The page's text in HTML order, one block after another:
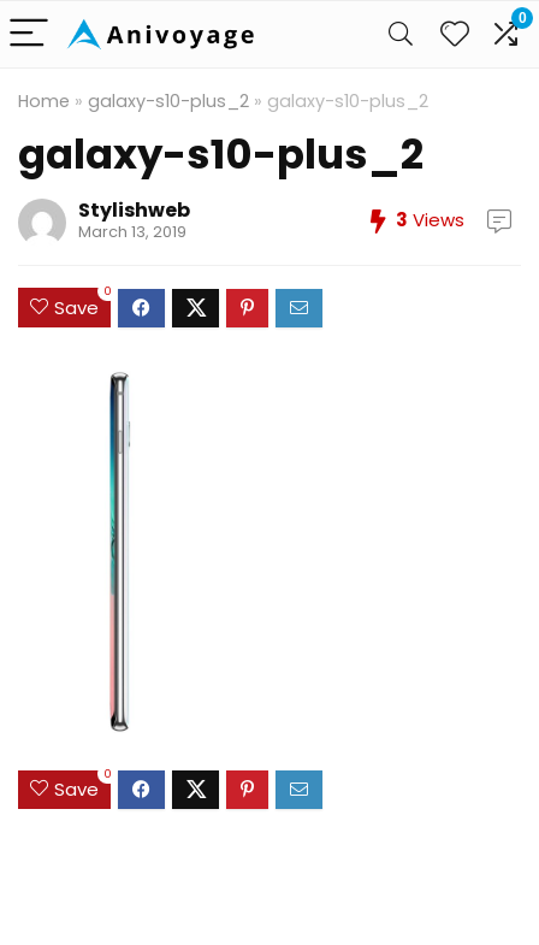
0
Home » galaxy-s10-plus_2 » galaxy-s10-plus_2
galaxy-s10-plus_2
Stylishweb
March 13, 2019 3 Views
Save
0
Save
0